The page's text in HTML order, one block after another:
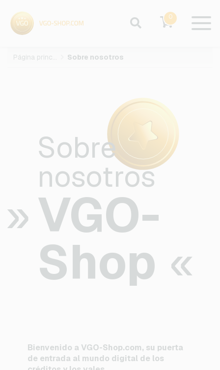
0
Página principal Sobre nosotros
Sobre
nosotros
VGO-
Shop
Bienvenido a VGO-Shop.com, su puerta
de entrada al mundo digital de los